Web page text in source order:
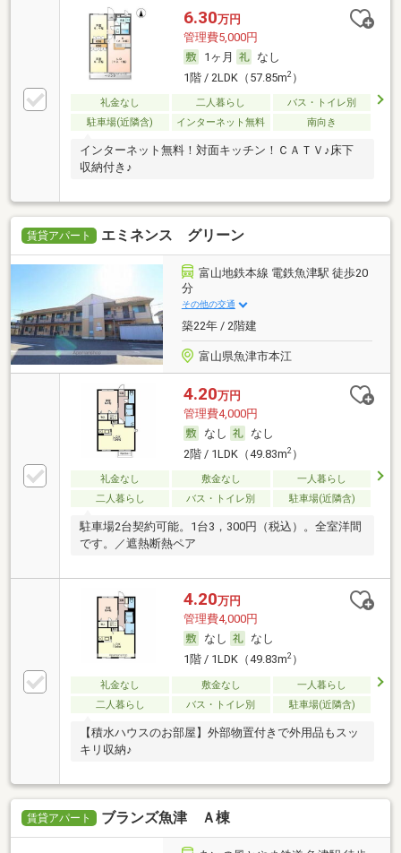
6.30万円
管理費5,000円
1ヶ月
なし
1階 / 2LDK（57.85m2）
礼金なし 二人暮らし
バス・トイレ別
駐車場(近隣含)
インターネット無料 南向き
インターネット無料！対面キッチン！ＣＡＴＶ♪床下
収納付き♪
賃貸アパート エミネンス グリーン
富山地鉄本線 電鉄魚津駅 徒歩20
分
その他の交通
築22年 / 2階建
富山県魚津市本江
4.20万円
管理費4,000円
なし
なし
2階 / 1LDK（49.83m2）
礼金なし 敷金なし
一人暮らし
二人暮らし
バス・トイレ別 駐車場(近隣含)
駐車場2台契約可能。1台3，300円（税込）。全室洋間
です。／遮熱断熱ペア
4.20万円
管理費4,000円
なし
なし
1階 / 1LDK（49.83m2）
礼金なし 敷金なし
一人暮らし
二人暮らし
バス・トイレ別 駐車場(近隣含)
【積水ハウスのお部屋】外部物置付きで外用品もスッ
キリ収納♪
賃貸アパート ブランズ魚津 Ａ棟